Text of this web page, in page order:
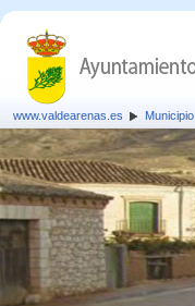
www.valdearenas.es Municipio